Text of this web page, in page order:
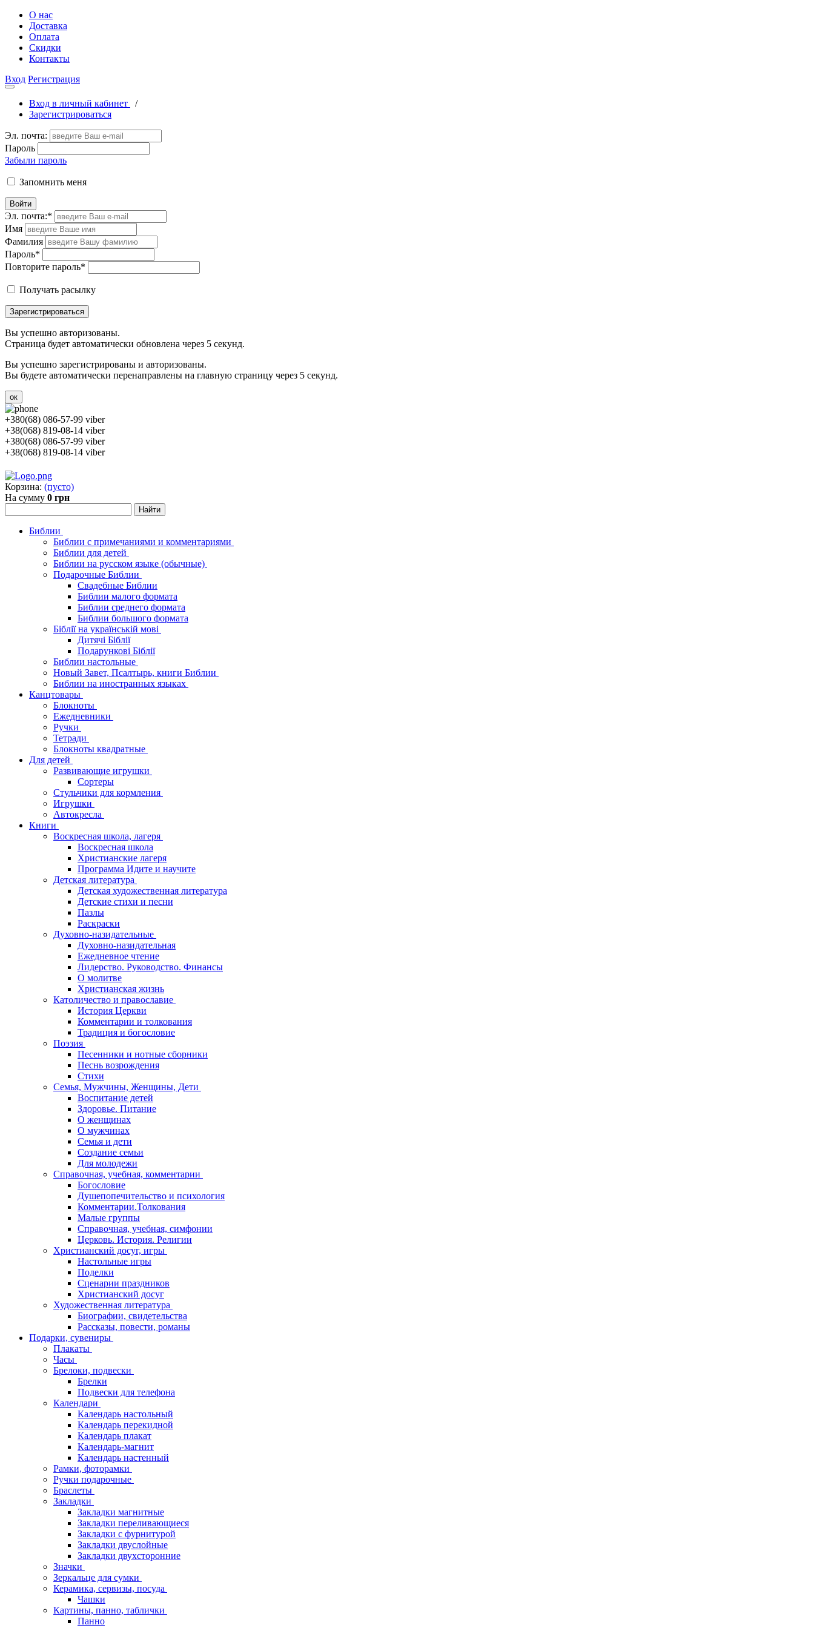
О нас
Доставка
Оплата
Скидки
Контакты
Вход Регистрация
Вход в личный кабинет
/
Зарегистрироваться
Эл. почта:
Пароль
Забыли пароль
Запомнить меня
Войти
Эл. почта:*
Имя
Фамилия
Пароль*
Повторите пароль*
Получать расылку
Зарегистрироваться
Вы успешно авторизованы.
Страница будет автоматически обновлена через 5 секунд.
Вы успешно зарегистрированы и авторизованы.
Вы будете автоматически перенаправлены на главную страницу через 5 секунд.
ок
+380(68) 086-57-99 viber
+38(068) 819-08-14 viber
+380(68) 086-57-99 viber
+38(068) 819-08-14 viber
Корзина: (пусто)
На сумму 0 грн
Библии
Библии с примечаниями и комментариями
Библии для детей
Библии на русском языке (обычные)
Подарочные Библии
Свадебные Библии
Библии малого формата
Библии среднего формата
Библии большого формата
Біблії на українській мові
Дитячі Біблії
Подарункові Біблії
Библии настольные
Новый Завет, Псалтырь, книги Библии
Библии на иностранных языках
Канцтовары
Блокноты
Ежедневники
Ручки
Тетради
Блокноты квадратные
Для детей
Развивающие игрушки
Сортеры
Стульчики для кормления
Игрушки
Автокресла
Книги
Воскресная школа, лагеря
Воскресная школа
Христианские лагеря
Программа Идите и научите
Детская литература
Детская художественная литература
Детские стихи и песни
Пазлы
Раскраски
Духовно-назидательные
Духовно-назидательная
Ежедневное чтение
Лидерство. Руководство. Финансы
О молитве
Христианская жизнь
Католичество и православие
История Церкви
Комментарии и толкования
Традиция и богословие
Поэзия
Песенники и нотные сборники
Песнь возрождения
Стихи
Семья, Мужчины, Женщины, Дети
Воспитание детей
Здоровье. Питание
О женщинах
О мужчинах
Семья и дети
Создание семьи
Для молодежи
Справочная, учебная, комментарии
Богословие
Душепопечительство и психология
Комментарии.Толкования
Малые группы
Справочная, учебная, симфонии
Церковь. История. Религии
Христианский досуг, игры
Настольные игры
Поделки
Сценарии праздников
Христианский досуг
Художественная литература
Биографии, свидетельства
Рассказы, повести, романы
Подарки, сувениры
Плакаты
Часы
Брелоки, подвески
Брелки
Подвески для телефона
Календари
Календарь настольный
Календарь перекидной
Календарь плакат
Календарь-магнит
Календарь настенный
Рамки, фоторамки
Ручки подарочные
Браслеты
Закладки
Закладки магнитные
Закладки переливающиеся
Закладки с фурнитурой
Закладки двуслойные
Закладки двухсторонние
Значки
Зеркальце для сумки
Керамика, сервизы, посуда
Чашки
Картины, панно, таблички
Панно